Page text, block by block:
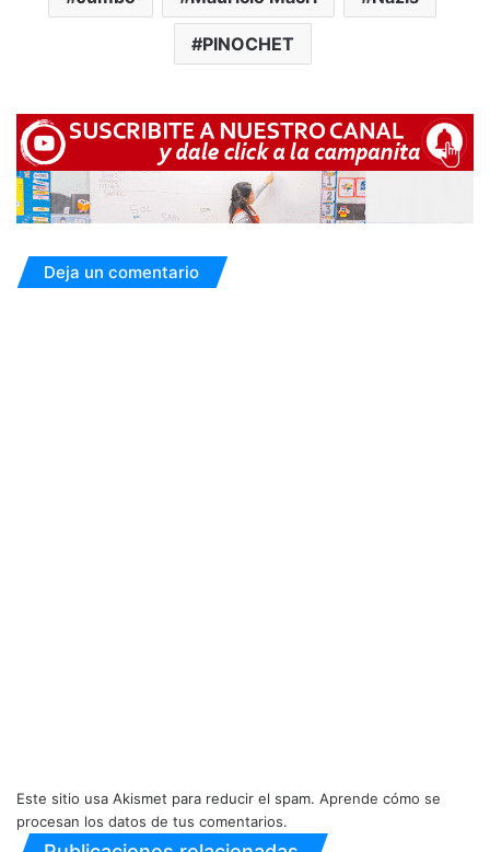
PINOCHET
Deja un comentario
Este sitio usa Akismet para reducir el spam. Aprende cómo se
procesan los datos de tus comentarios.